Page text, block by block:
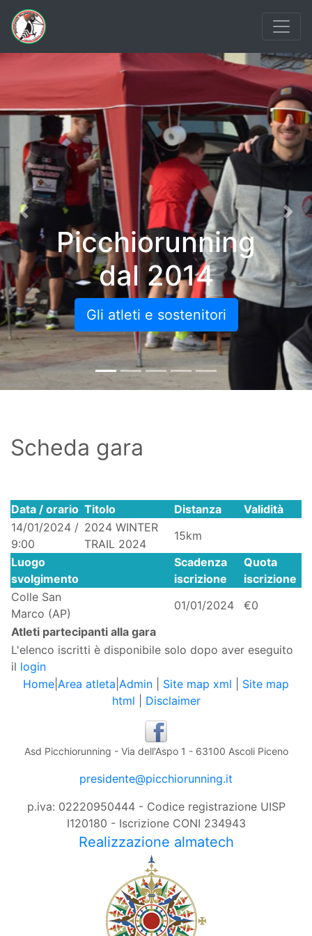
Picchiorunning
dal 2014
Gli atleti e sostenitori
Previous
Scheda gara
Data / orario Titolo Distanza
Validità
14/01/2024 /
9:00
2024 WINTER
TRAIL 2024
15km
Luogo
svolgimento
Scadenza
iscrizione
Quota
iscrizione
Colle San
Marco (AP)
01/01/2024
€0
Atleti partecipanti alla gara
L'elenco iscritti è disponibile solo dopo aver eseguito
il login
Home Area atleta Admin Site map xml
Site map
html
Disclaimer
Asd Picchiorunning - Via dell'Aspo 1 - 63100 Ascoli Piceno
presidente@picchiorunning.it
p.iva: 02220950444 - Codice registrazione UISP
I120180 - Iscrizione CONI 234943
Realizzazione almatech